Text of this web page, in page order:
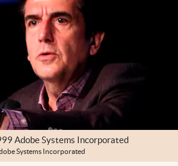
Adobe Systems Incorporated
Systems Incorporated